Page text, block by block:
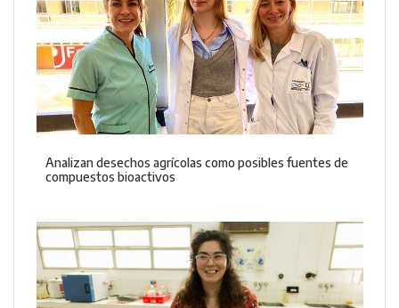
Analizan desechos agrícolas como posibles fuentes de
compuestos bioactivos